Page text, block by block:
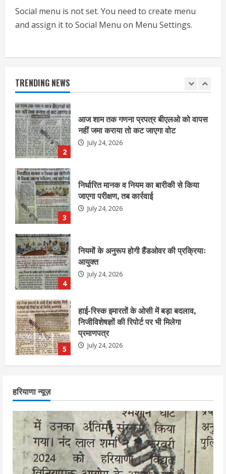
Social menu is not set. You need to create menu
and assign it to Social Menu on Menu Settings.
TRENDING NEWS
1
2
3
निर्धारित मानक व नियम का बारीकी से किया
जाएगा परीक्षण, तब कार्रवाई
July 24, 2026
4
नियमों के अनुरूप होगी हैंडओवर की प्रक्रियाः
आयुक्त
July 24, 2026
5
हाई-रिस्क इमारतों के ओसी में बड़ा बदलाव,
निजीविशेषज्ञों की रिपोर्ट पर भी मिलेगा
प्रमाणपत्र
July 24, 2026
1
एचईआरसी के अध्यक्ष नंद लाल का निधन
July 24, 2026
निर्धारित मानक व नियम का बारीकी से किया
जाएगा परीक्षण, तब कार्रवाई
July 24, 2026
हरियाणा न्यूज़